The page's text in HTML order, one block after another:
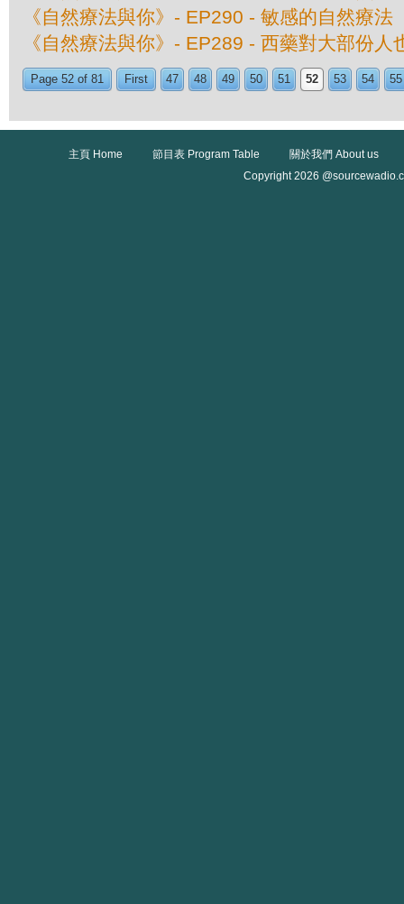
《自然療法與你》- EP290 - 敏感的自然療法
《自然療法與你》- EP289 - 西藥對大部份人
Page 52 of 81 First 47 48 49 50 51 52 53 54 55
主頁 Home 節目表 Program Table
關於我們 About us
Copyright 2026